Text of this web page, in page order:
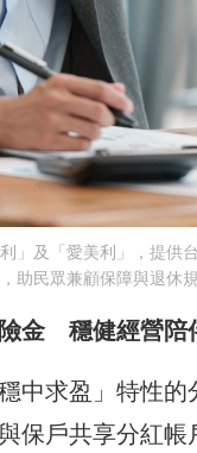
」及「愛美利」，提供
助民眾兼顧保障與退休規
金 穩健經營陪
中求盈」特性
保戶共享分紅